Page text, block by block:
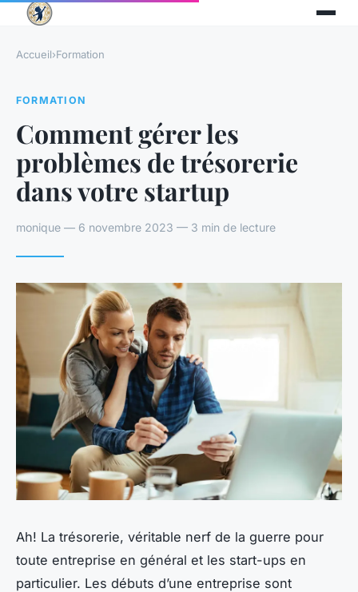
Accueil›Formation
FORMATION
Comment gérer les
problèmes de trésorerie
dans votre startup
monique — 6 novembre 2023 — 3 min de lecture
Ah! La trésorerie, véritable nerf de la guerre pour
toute entreprise en général et les start-ups en
particulier. Les débuts d’une entreprise sont